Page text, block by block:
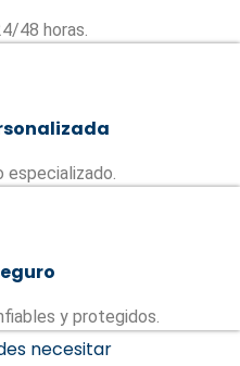
48 horas.
y protegidos.
necesitar